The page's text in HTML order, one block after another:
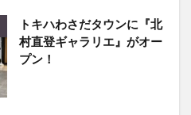
トキハわさだタウンに『北
村直登ギャラリエ』がオー
プン！